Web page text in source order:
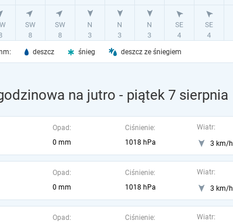
deszcz śnieg deszcz ze śniegiem
na jutro - piątek 7 sierpnia
Opad:
0 mm
Ciśnienie:
1018 hPa
Wiatr:
3 km/h
Opad:
0 mm
Ciśnienie:
1018 hPa
Wiatr:
3 km/h
Opad:
Ciśnienie:
Wiatr: